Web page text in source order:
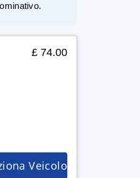
£ 74.00
Veicolo